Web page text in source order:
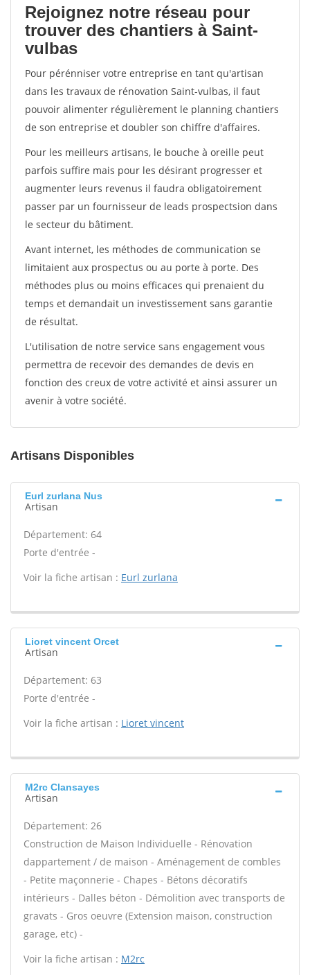
Rejoignez notre réseau pour
trouver des chantiers à Saint-
vulbas
Pour pérénniser votre entreprise en tant qu'artisan
dans les travaux de rénovation Saint-vulbas, il faut
pouvoir alimenter régulièrement le planning chantiers
de son entreprise et doubler son chiffre d'affaires.
Pour les meilleurs artisans, le bouche à oreille peut
parfois suffire mais pour les désirant progresser et
augmenter leurs revenus il faudra obligatoirement
passer par un fournisseur de leads prospectsion dans
le secteur du bâtiment.
Avant internet, les méthodes de communication se
limitaient aux prospectus ou au porte à porte. Des
méthodes plus ou moins efficaces qui prenaient du
temps et demandait un investissement sans garantie
de résultat.
L'utilisation de notre service sans engagement vous
permettra de recevoir des demandes de devis en
fonction des creux de votre activité et ainsi assurer un
avenir à votre société.
Artisans Disponibles
Eurl zurlana Nus
Artisan
Département: 64
Porte d'entrée -
Voir la fiche artisan : Eurl zurlana
Lioret vincent Orcet
Artisan
Département: 63
Porte d'entrée -
Voir la fiche artisan : Lioret vincent
M2rc Clansayes
Artisan
Département: 26
Construction de Maison Individuelle - Rénovation
dappartement / de maison - Aménagement de combles
- Petite maçonnerie - Chapes - Bétons décoratifs
intérieurs - Dalles béton - Démolition avec transports de
gravats - Gros oeuvre (Extension maison, construction
garage, etc) -
Voir la fiche artisan : M2rc